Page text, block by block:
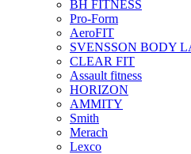
BH FITNESS
Pro-Form
AeroFIT
SVENSSON BODY
CLEAR FIT
Assault fitness
HORIZON
AMMITY
Smith
Merach
Lexco